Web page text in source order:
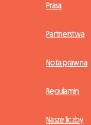
Prasa
Partnerstwa
Nota prawna
Regulamin
Nasze liczby